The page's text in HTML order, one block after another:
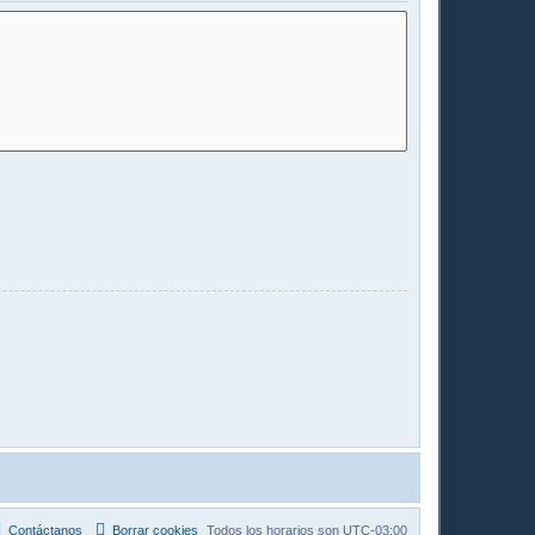
Todos los horarios son UTC-03:00
Borrar cookies
Contáctanos